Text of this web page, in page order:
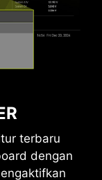
terbaru
dengan